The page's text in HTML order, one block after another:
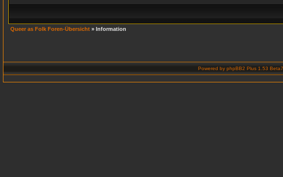
Queer as Folk Foren-Übersicht » Information
Powered by phpBB2 Plus 1.53 Beta7